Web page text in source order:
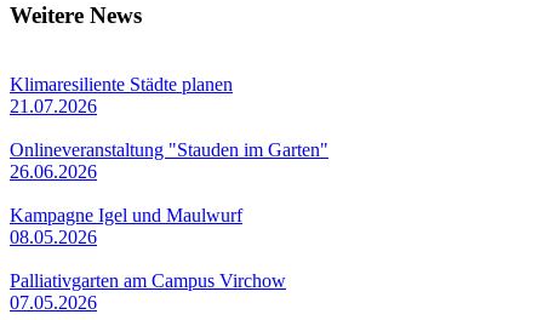
Weitere News
Klimaresiliente Städte planen
21.07.2026
Onlineveranstaltung "Stauden im Garten"
26.06.2026
Kampagne Igel und Maulwurf
08.05.2026
Palliativgarten am Campus Virchow
07.05.2026